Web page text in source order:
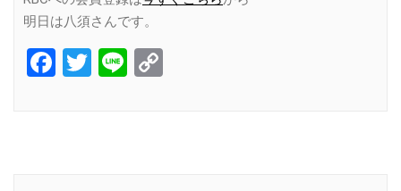
明日は八須さんです。
Facebook
Twitter
Line